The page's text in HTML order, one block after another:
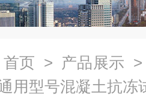
首页 > 产品展示
用型号混凝土抗冻